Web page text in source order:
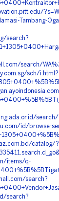
Tambang-
search?
search/
sch/i.html?
search/
id/browse-
catalog/?
items/q-
search?
search?